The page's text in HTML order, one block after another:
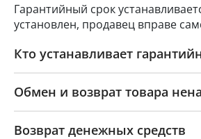
Гарантийный срок
установлен, продавец вправе
Кто устанавливает
Обмен и возврат товара
Возврат денежных средств